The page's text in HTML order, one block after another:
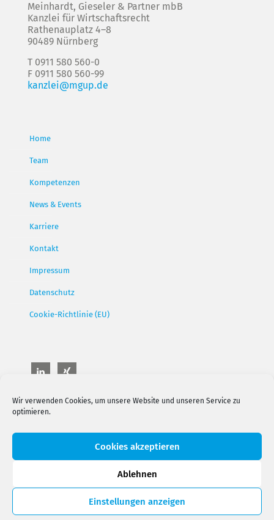
Wir verwenden Cookies, um unsere Website und unseren Service zu
optimieren.
Cookies akzeptieren
Ablehnen
Einstellungen anzeigen
Meinhardt, Gieseler & Partner mbB
Kanzlei für Wirtschaftsrecht
Rathenauplatz 4–8
90489 Nürnberg
T 0911 580 560-0
F 0911 580 560-99
kanzlei@mgup.de
Home
Team
Kompetenzen
News & Events
Karriere
Kontakt
Impressum
Datenschutz
Cookie-Richtlinie (EU)
© 2026 Meinhardt, Gieseler & Partner mbB